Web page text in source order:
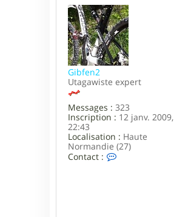
Gibfen2
Utagawiste expert
Messages : 323
Inscription : 12 janv. 2009,
22:43
Localisation : Haute
Normandie (27)
Contact :